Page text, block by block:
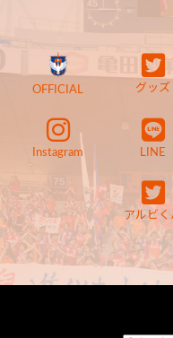
OFFICIAL グッズ
Instagram LINE
アルビく